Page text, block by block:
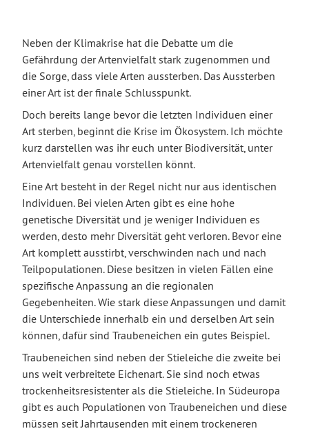
Neben der Klimakrise hat die Debatte um die
Gefährdung der Artenvielfalt stark zugenommen und
die Sorge, dass viele Arten aussterben. Das Aussterben
einer Art ist der finale Schlusspunkt.
Doch bereits lange bevor die letzten Individuen einer
Art sterben, beginnt die Krise im Ökosystem. Ich möchte
kurz darstellen was ihr euch unter Biodiversität, unter
Artenvielfalt genau vorstellen könnt.
Eine Art besteht in der Regel nicht nur aus identischen
Individuen. Bei vielen Arten gibt es eine hohe
genetische Diversität und je weniger Individuen es
werden, desto mehr Diversität geht verloren. Bevor eine
Art komplett ausstirbt, verschwinden nach und nach
Teilpopulationen. Diese besitzen in vielen Fällen eine
spezifische Anpassung an die regionalen
Gegebenheiten. Wie stark diese Anpassungen und damit
die Unterschiede innerhalb ein und derselben Art sein
können, dafür sind Traubeneichen ein gutes Beispiel.
Traubeneichen sind neben der Stieleiche die zweite bei
uns weit verbreitete Eichenart. Sie sind noch etwas
trockenheitsresistenter als die Stieleiche. In Südeuropa
gibt es auch Populationen von Traubeneichen und diese
müssen seit Jahrtausenden mit einem trockeneren